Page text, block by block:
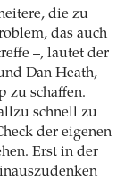
die zu
das auch
–, lautet der
Dan Heath,
zu schaffen.
schnell zu
der eigenen
Erst in der